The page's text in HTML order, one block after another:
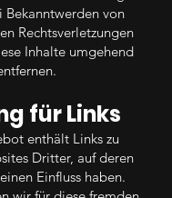
Bekanntwerden von
Rechtsverletzungen
Inhalte umgehend
für Links
enthält Links zu
Dritter, auf deren
Einfluss haben.